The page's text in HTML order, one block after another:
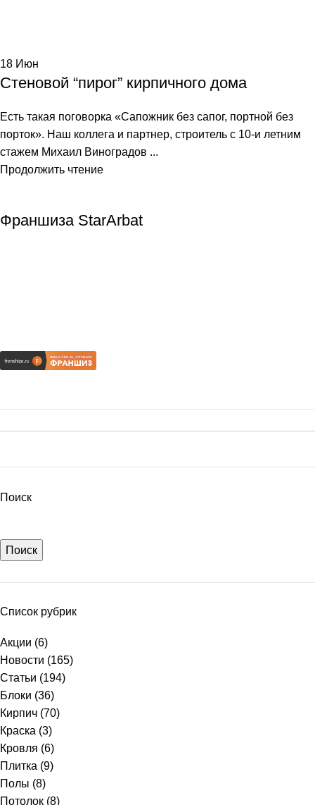
18 Июн
Стеновой “пирог” кирпичного дома
Есть такая поговорка «Сапожник без сапог, портной без
порток». Наш коллега и партнер, строитель с 10-и летним
стажем Михаил Виноградов ...
Продолжить чтение
Франшиза StarArbat
Поиск
Поиск
Список рубрик
Акции (6)
Новости (165)
Статьи (194)
Блоки (36)
Кирпич (70)
Краска (3)
Кровля (6)
Плитка (9)
Полы (8)
Потолок (8)